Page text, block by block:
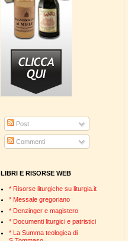
Post
Commenti
LIBRI E RISORSE WEB
* Risorse liturgiche su liturgia.it
* Messale gregoriano
* Denzinger e magistero
* Documenti liturgici e patristici
* La Summa teologica di